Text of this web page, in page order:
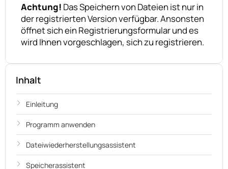
Achtung! Das Speichern von Dateien ist nur in
der registrierten Version verfügbar. Ansonsten
öffnet sich ein Registrierungsformular und es
wird Ihnen vorgeschlagen, sich zu registrieren.
Inhalt
Einleitung
Programm anwenden
Dateiwiederherstellungsassistent
Speicherassistent